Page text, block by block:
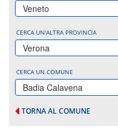
Veneto
CERCA UN'ALTRA PROVINCIA
Verona
CERCA UN COMUNE
Badia Calavena
TORNA AL COMUNE